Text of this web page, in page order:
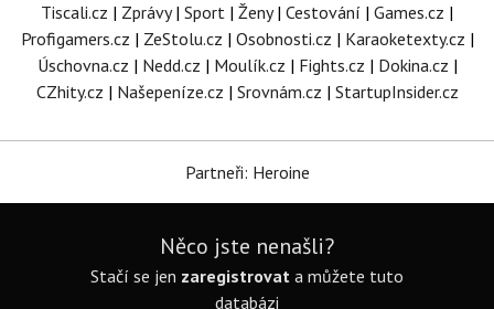
Tiscali.cz | Zprávy| Sport | Ženy| Cestování | Games.cz |
Profigamers.cz | ZeStolu.cz | Osobnosti.cz | Karaoketexty.cz |
Úschovna.cz | Nedd.cz | Moulík.cz | Fights.cz | Dokina.cz |
CZhity.cz | Našepeníze.cz | Srovnám.cz | StartupInsider.cz
Partneři: Heroine
Něco jste nenašli?
Stačí se jen zaregistrovat a můžete tuto
databázi